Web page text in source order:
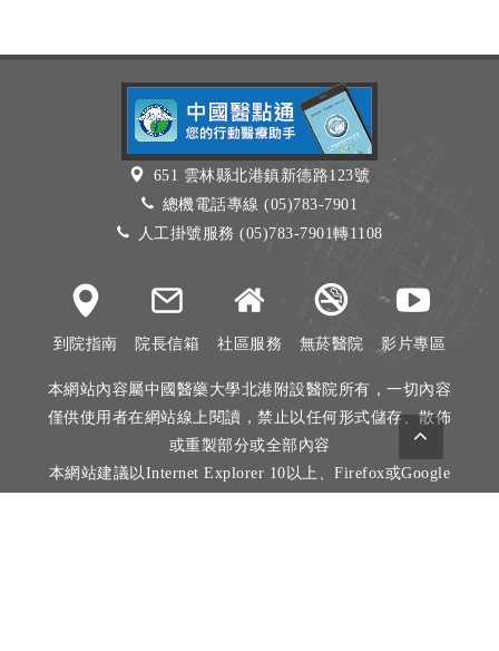
651 雲林縣北港鎮新德路123號
總機電話專線 (05)783-7901
人工掛號服務 (05)783-7901轉1108
到院指南 院長信箱 社區服務 無菸醫院 影片專區
本網站內容屬中國醫藥大學北港附設醫院所有，一切內容
僅供使用者在網站線上閱讀，禁止以任何形式儲存、散佈
或重製部分或全部內容
本網站建議以Internet Explorer 10以上、Firefox或Google